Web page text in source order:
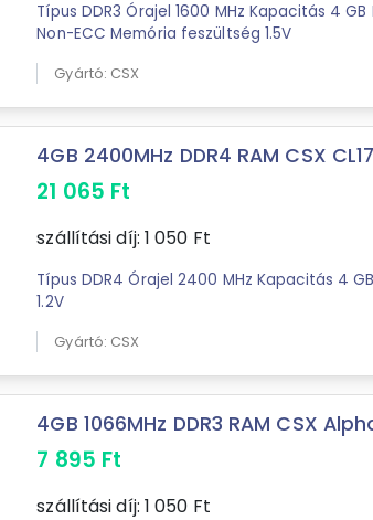
Típus DDR3 Órajel 1600 MHz Kapacitás 4
Non-ECC Memória feszültség 1.5V
Gyártó: CSX
4GB 2400MHz DDR4 RAM CSX
21 065 Ft
szállítási díj: 1 050 Ft
Típus DDR4 Órajel 2400 MHz Kapacitás 4
1.2V
Gyártó: CSX
4GB 1066MHz DDR3 RAM CSX
7 895 Ft
szállítási díj: 1 050 Ft